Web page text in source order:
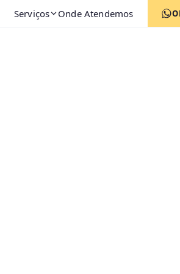
Serviços Onde Atendemos